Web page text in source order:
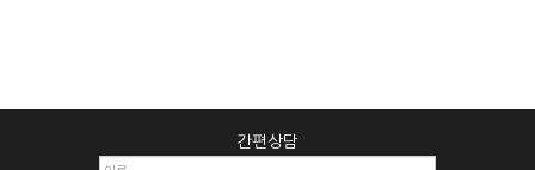
간편상담